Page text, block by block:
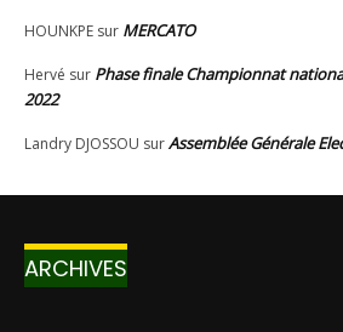
ARCHIVES